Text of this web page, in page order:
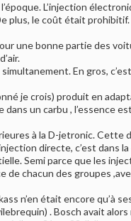
L’injection
plus, le coût était prohibitif.
une bonne partie des
En gros,
je crois) produit en
un carbu , l’essence
à la D-jetronic. Cette
directe, c’est dans
Semi parce que les
de chacun des groupes
n’en était encore qu’à
. Bosch avait